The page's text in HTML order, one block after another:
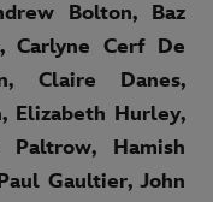
Bolton, Baz
Carlyne Cerf De
Claire Danes,
Elizabeth Hurley,
Paltrow, Hamish
Gaultier, John